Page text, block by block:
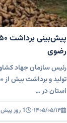
رضوی
رئیس سازمان جهاد
استان در …
۱۴۰۵/۰۵/۱۴· 1 روز پیش